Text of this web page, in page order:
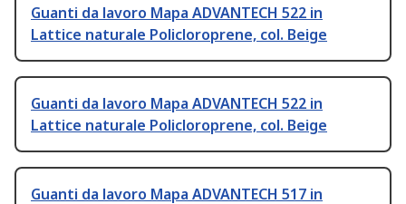
Guanti da lavoro Mapa ADVANTECH 522 in
Lattice naturale Policloroprene, col. Beige
Guanti da lavoro Mapa ADVANTECH 522 in
Lattice naturale Policloroprene, col. Beige
Guanti da lavoro Mapa ADVANTECH 517 in